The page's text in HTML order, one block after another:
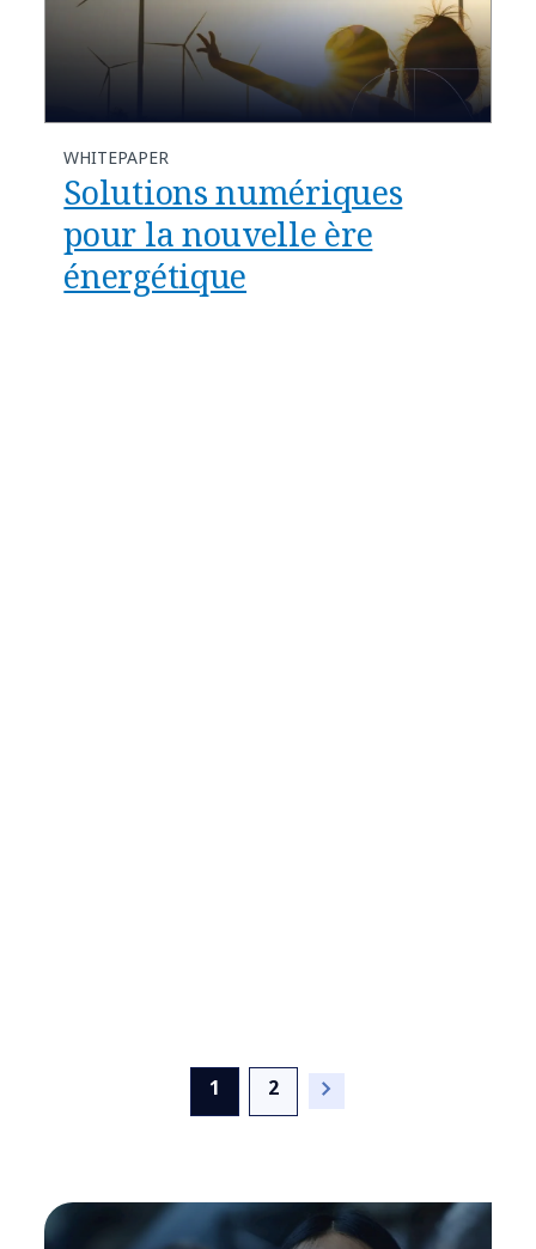
WHITEPAPER
Solutions numériques
pour la nouvelle ère
énergétique
1 (current)
2